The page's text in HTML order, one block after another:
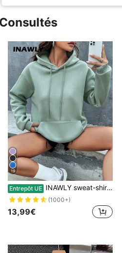
19
Entrepôt UE INAWLY sweat-shirt à capuche ample avec poche kangourou, manches tombantes, cordon de serrage. Sweat-shirt décontracté automne/printemps pour femmes, avec capuche, manches longues, poche, coupe régulière, épaules tombantes, vert, tops à manches longues
(1000+)
13,99€